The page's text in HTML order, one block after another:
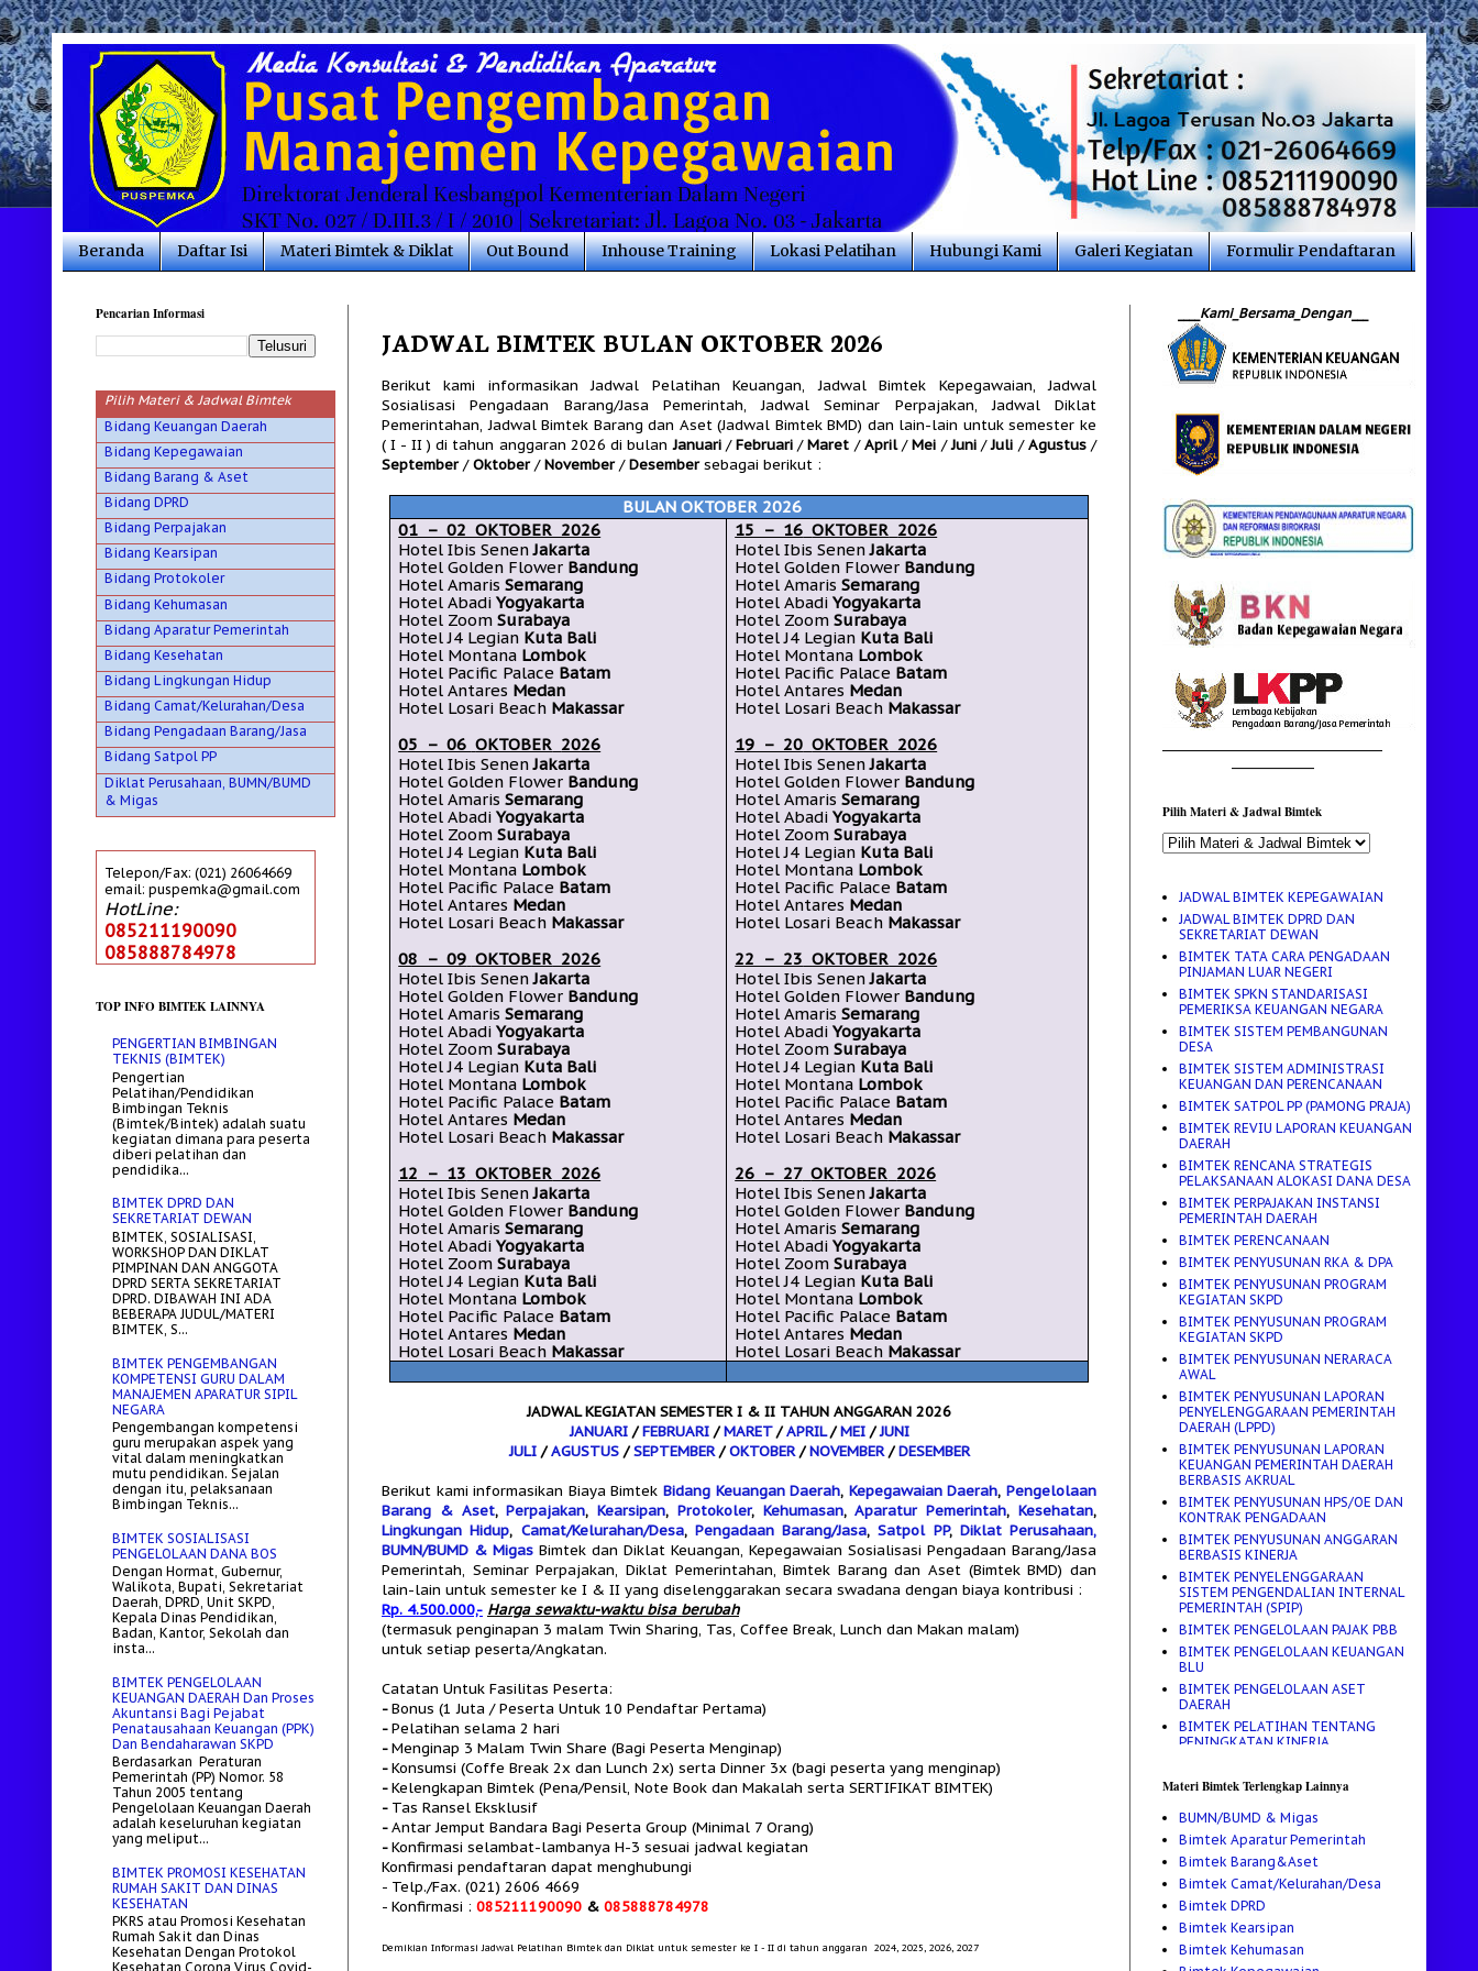
Beranda Daftar Isi Materi Bimtek & Diklat Out Bound Inhouse Training Lokasi Pelatihan Hubungi Kami Galeri Kegiatan Formulir Pendaftaran
JADWAL BIMTEK BULAN OKTOBER 2026
Berikut kami informasikan Jadwal Pelatihan Keuangan, Jadwal Bimtek Kepegawaian, Jadwal
Sosialisasi Pengadaan Barang/Jasa Pemerintah, Jadwal Seminar Perpajakan, Jadwal Diklat
Pemerintahan, Jadwal Bimtek Barang dan Aset (Jadwal Bimtek BMD) dan lain-lain untuk semester ke
( I - II ) di tahun anggaran 2026 di bulanJanuari/Februari /Maret /April/Mei /Juni/Juli /Agustus/
September/Oktober/November/Desembersebagai berikut :
BULAN OKTOBER 2026
01 – 02 OKTOBER 2026
Hotel Ibis SenenJakarta
Hotel Golden Flower Bandung
Hotel AmarisSemarang
Hotel AbadiYogyakarta
Hotel ZoomSurabaya
Hotel J4 Legian Kuta Bali
Hotel Montana Lombok
Hotel Pacific Palace Batam
Hotel Antares Medan
Hotel Losari Beach Makassar
05 – 06 OKTOBER 2026
Hotel Ibis SenenJakarta
HotelGolden Flower Bandung
Hotel AmarisSemarang
HotelAbadi Yogyakarta
Hotel ZoomSurabaya
Hotel J4 Legian Kuta Bali
Hotel Montana Lombok
Hotel Pacific Palace Batam
Hotel Antares Medan
Hotel Losari Beach Makassar
08 – 09 OKTOBER 2026
Hotel Ibis SenenJakarta
HotelGolden Flower Bandung
Hotel AmarisSemarang
HotelAbadi Yogyakarta
Hotel ZoomSurabaya
Hotel J4 Legian Kuta Bali
Hotel Montana Lombok
Hotel Pacific Palace Batam
Hotel Antares Medan
Hotel Losari Beach Makassar
12 – 13 OKTOBER 2026
Hotel Ibis SenenJakarta
HotelGolden Flower Bandung
Hotel AmarisSemarang
HotelAbadi Yogyakarta
Hotel ZoomSurabaya
Hotel J4 Legian Kuta Bali
Hotel Montana Lombok
Hotel Pacific Palace Batam
Hotel Antares Medan
Hotel Losari Beach Makassar
15 – 16 OKTOBER 2026
Hotel Ibis SenenJakarta
HotelGolden Flower Bandung
Hotel AmarisSemarang
HotelAbadi Yogyakarta
Hotel ZoomSurabaya
Hotel J4 Legian Kuta Bali
Hotel Montana Lombok
Hotel Pacific Palace Batam
Hotel Antares Medan
Hotel Losari Beach Makassar
19 – 20 OKTOBER 2026
Hotel Ibis SenenJakarta
HotelGolden Flower Bandung
Hotel AmarisSemarang
HotelAbadi Yogyakarta
Hotel ZoomSurabaya
Hotel J4 Legian Kuta Bali
Hotel Montana Lombok
Hotel Pacific Palace Batam
Hotel Antares Medan
Hotel Losari Beach Makassar
22 – 23 OKTOBER 2026
Hotel Ibis SenenJakarta
HotelGolden Flower Bandung
Hotel AmarisSemarang
HotelAbadi Yogyakarta
Hotel ZoomSurabaya
Hotel J4 Legian Kuta Bali
Hotel Montana Lombok
Hotel Pacific Palace Batam
Hotel Antares Medan
Hotel Losari Beach Makassar
26 – 27 OKTOBER 2026
Hotel Ibis SenenJakarta
HotelGolden Flower Bandung
Hotel AmarisSemarang
HotelAbadi Yogyakarta
Hotel ZoomSurabaya
Hotel J4 Legian Kuta Bali
Hotel Montana Lombok
Hotel Pacific Palace Batam
Hotel Antares Medan
Hotel Losari Beach Makassar
JADWAL KEGIATAN SEMESTER I & II TAHUN ANGGARAN 2026
JANUARI/FEBRUARI/MARET/APRIL/MEI/JUNI
JULI/AGUSTUS/SEPTEMBER/OKTOBER/NOVEMBER/DESEMBER
Berikut kami informasikan Biaya Bimtek Bidang Keuangan Daerah, Kepegawaian Daerah,Pengelolaan
Barang & Aset,Perpajakan,Kearsipan, Protokoler, Kehumasan,Aparatur Pemerintah,Kesehatan,
Lingkungan Hidup, Camat/Kelurahan/Desa, Pengadaan Barang/Jasa,Satpol PP, Diklat Perusahaan,
BUMN/BUMD & Migas Bimtek dan Diklat Keuangan, Kepegawaian Sosialisasi Pengadaan Barang/Jasa
Pemerintah, Seminar Perpajakan, Diklat Pemerintahan, Bimtek Barang dan Aset (Bimtek BMD) dan
lain-lain untuk semester ke I & II yang diselenggarakan secara swadana dengan biaya kontribusi :
Rp. 4.500.000,- Harga sewaktu-waktu bisa berubah
(termasuk penginapan 3 malam Twin Sharing, Tas, Coffee Break, Lunch dan Makan malam)
untuk setiap peserta/Angkatan.
Catatan Untuk Fasilitas Peserta:
-Bonus (1 Juta / Peserta Untuk 10 Pendaftar Pertama)
-Pelatihan selama 2 hari
-Menginap 3 Malam Twin Share (Bagi Peserta Menginap)
-Konsumsi (Coffe Break 2x dan Lunch 2x) serta Dinner 3x (bagi peserta yang menginap)
-Kelengkapan Bimtek (Pena/Pensil, Note Book dan Makalah serta SERTIFIKAT BIMTEK)
- Tas Ransel Eksklusif
-Antar Jemput Bandara Bagi Peserta Group (Minimal 7 Orang)
-Konfirmasi selambat-lambanya H-3 sesuai jadwal kegiatan
Konfirmasi pendaftaran dapat menghubungi
- Telp./Fax. (021) 2606 4669
- Konfirmasi : 085211190090 & 085888784978
Demikian Informasi Jadwal Pelatihan Bimtek dan Diklat untuk semester ke I - II di tahun anggaran 2024, 2025, 2026, 2027
Pencarian Informasi
Pilih Materi & Jadwal Bimtek
Bidang Keuangan Daerah
Bidang Kepegawaian
Bidang Barang & Aset
Bidang DPRD
Bidang Perpajakan
Bidang Kearsipan
Bidang Protokoler
Bidang Kehumasan
Bidang Aparatur Pemerintah
Bidang Kesehatan
Bidang Lingkungan Hidup
Bidang Camat/Kelurahan/Desa
Bidang Pengadaan Barang/Jasa
Bidang Satpol PP
Diklat Perusahaan, BUMN/BUMD
& Migas
Telepon/Fax: (021) 26064669
email: puspemka@gmail.com
HotLine:
085211190090
085888784978
TOP INFO BIMTEK LAINNYA
PENGERTIAN BIMBINGAN
TEKNIS (BIMTEK)
Pengertian
Pelatihan/Pendidikan
Bimbingan Teknis
(Bimtek/Bintek) adalah suatu
kegiatan dimana para peserta
diberi pelatihan dan
pendidika...
BIMTEK DPRD DAN
SEKRETARIAT DEWAN
BIMTEK, SOSIALISASI,
WORKSHOP DAN DIKLAT
PIMPINAN DAN ANGGOTA
DPRD SERTA SEKRETARIAT
DPRD. DIBAWAH INI ADA
BEBERAPA JUDUL/MATERI
BIMTEK, S...
BIMTEK PENGEMBANGAN
KOMPETENSI GURU DALAM
MANAJEMEN APARATUR SIPIL
NEGARA
Pengembangan kompetensi
guru merupakan aspek yang
vital dalam meningkatkan
mutu pendidikan. Sejalan
dengan itu, pelaksanaan
Bimbingan Teknis...
BIMTEK SOSIALISASI
PENGELOLAAN DANA BOS
Dengan Hormat, Gubernur,
Walikota, Bupati, Sekretariat
Daerah, DPRD, Unit SKPD,
Kepala Dinas Pendidikan,
Badan, Kantor, Sekolah dan
insta...
BIMTEK PENGELOLAAN
KEUANGAN DAERAH Dan Proses
Akuntansi Bagi Pejabat
Penatausahaan Keuangan (PPK)
Dan Bendaharawan SKPD
Berdasarkan Peraturan
Pemerintah (PP) Nomor. 58
Tahun 2005 tentang
Pengelolaan Keuangan Daerah
adalah keseluruhan kegiatan
yang meliput...
BIMTEK PROMOSI KESEHATAN
RUMAH SAKIT DAN DINAS
KESEHATAN
PKRS atau Promosi Kesehatan
Rumah Sakit dan Dinas
Kesehatan Dengan Protokol
Kesehatan Corona Virus Covid-
Kami_Bersama_Dengan___
Pilih Materi & Jadwal Bimtek
JADWAL BIMTEK KEPEGAWAIAN
JADWAL BIMTEK DPRD DAN
SEKRETARIAT DEWAN
BIMTEK TATA CARA PENGADAAN
PINJAMAN LUAR NEGERI
BIMTEK SPKN STANDARISASI
PEMERIKSA KEUANGAN NEGARA
BIMTEK SISTEM PEMBANGUNAN
DESA
BIMTEK SISTEM ADMINISTRASI
KEUANGAN DAN PERENCANAAN
BIMTEK SATPOL PP (PAMONG PRAJA)
BIMTEK REVIU LAPORAN KEUANGAN
DAERAH
BIMTEK RENCANA STRATEGIS
PELAKSANAAN ALOKASI DANA DESA
BIMTEK PERPAJAKAN INSTANSI
PEMERINTAH DAERAH
BIMTEK PERENCANAAN
BIMTEK PENYUSUNAN RKA & DPA
BIMTEK PENYUSUNAN PROGRAM
KEGIATAN SKPD
BIMTEK PENYUSUNAN PROGRAM
KEGIATAN SKPD
BIMTEK PENYUSUNAN NERARACA
AWAL
BIMTEK PENYUSUNAN LAPORAN
PENYELENGGARAAN PEMERINTAH
DAERAH (LPPD)
BIMTEK PENYUSUNAN LAPORAN
KEUANGAN PEMERINTAH DAERAH
BERBASIS AKRUAL
BIMTEK PENYUSUNAN HPS/OE DAN
KONTRAK PENGADAAN
BIMTEK PENYUSUNAN ANGGARAN
BERBASIS KINERJA
BIMTEK PENYELENGGARAAN
SISTEM PENGENDALIAN INTERNAL
PEMERINTAH (SPIP)
BIMTEK PENGELOLAAN PAJAK PBB
BIMTEK PENGELOLAAN KEUANGAN
BLU
BIMTEK PENGELOLAAN ASET
DAERAH
BIMTEK PELATIHAN TENTANG
PENINGKATAN KINERJA,
BIMTEK PELATIHAN PENGELOLAAN
KEUANGAN DAERAH
BIMTEK PELATIHAN MANAJEMEN
PENGELOLAAN ARSIP
BIMTEK PEDOMAN PENYUSUNAN
APBD TAHUN ANGGARAN 2017
BIMTEK PEDOMAN PENGADAAN
ALKES DAN OBAT
BIMTEK MANAJEMEN
KEPROTOKOLAN DAN MASTER OF
Materi Bimtek Terlengkap Lainnya
BUMN/BUMD & Migas
Bimtek Aparatur Pemerintah
Bimtek Barang&Aset
Bimtek Camat/Kelurahan/Desa
Bimtek DPRD
Bimtek Kearsipan
Bimtek Kehumasan